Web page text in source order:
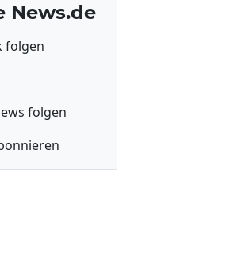
News.de
folgen
folgen